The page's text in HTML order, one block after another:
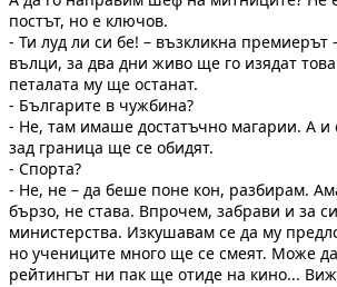
постът, но е ключов.
- Ти луд ли си бе! – възкликна премиерът
вълци, за два дни живо ще го изядат
петалата му ще останат.
- Българите в чужбина?
- Не, там имаше достатъчно магарии. А и
зад граница ще се обидят.
- Спорта?
- Не, не – да беше поне кон, разбирам.
бързо, не става. Впрочем, забрави и за
министерства. Изкушавам се да му
но учениците много ще се смеят. Може
рейтингът ни пак ще отиде на кино...